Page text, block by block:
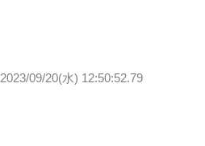
2023/09/20(水) 12:50:52.79